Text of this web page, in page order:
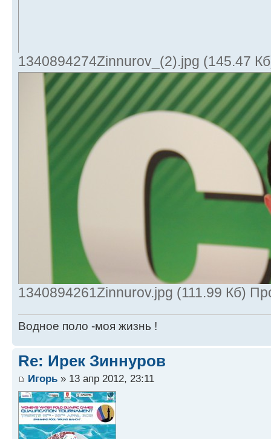
1340894274Zinnurov_(2).jpg (145.47
1340894261Zinnurov.jpg (111.99 Кб)
Водное поло -моя жизнь !
Re: Ирек Зиннуров
Игорь » 13 апр 2012, 23:11